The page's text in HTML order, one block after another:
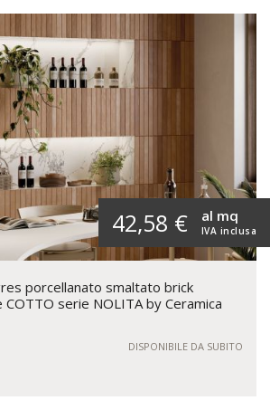
42,58 € IVA inclusa
al mq
porcellanato smaltato brick
serie NOLITA by Ceramica
DISPONIBILE DA SUBITO